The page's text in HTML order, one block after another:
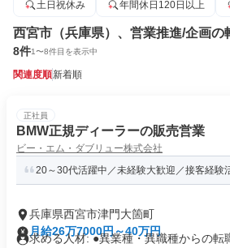
土日祝休み
年間休日120日以上
西宮市（兵庫県）、営業推進/企画の
8件1〜8件目を表示中
関連度順新着順
正社員
BMW正規ディーラーの販売営業
ビー・エム・ダブリュー株式会社
20～30代活躍中／未経験大歓迎／接客経験
兵庫県西宮市津門大箇町
月給26万7000円～40万円
求める人材: ●異業種・異職種からの転